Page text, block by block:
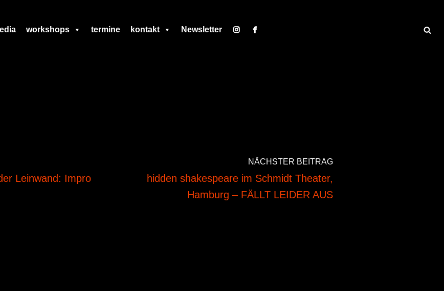
workshops termine kontakt Newsletter
Leinwand: Impro
NÄCHSTER BEITRAG
hidden shakespeare im Schmidt Theater,
Hamburg – FÄLLT LEIDER AUS